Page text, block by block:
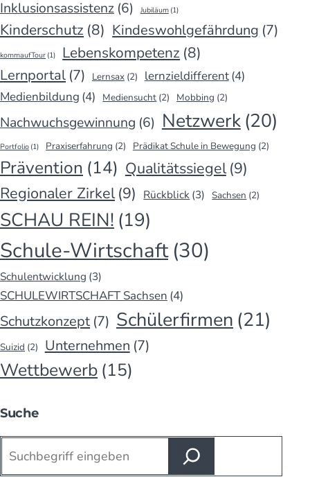
Inklusionsassistenz (6) Jubiläum (1)
Kinderschutz (8) Kindeswohlgefährdung (7)
kommaufTour (1) Lebenskompetenz (8)
Lernportal (7) Lernsax (2) lernzieldifferent(4)
Medienbildung (4) Mediensucht (2) Mobbing (2)
Nachwuchsgewinnung (6) Netzwerk(20)
Portfolio (1) Praxiserfahrung (2) Prädikat Schule in Bewegung (2)
Prävention (14) Qualitätssiegel (9)
Regionaler Zirkel (9) Rückblick (3) Sachsen (2)
SCHAU REIN! (19)
Schule-Wirtschaft (30)
Schulentwicklung (3)
SCHULEWIRTSCHAFT Sachsen (4)
Schutzkonzept (7) Schülerfirmen (21)
Suizid (2) Unternehmen (7)
Wettbewerb (15)
Suche